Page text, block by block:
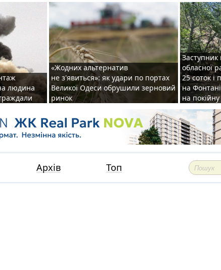
людина
«Жодних альтернатив
не з'явиться»: як удари по портах
Великої Одеси обрушили зерновий
ринок
Заступник
обласної
25 соток і
на
на
Архів Топ